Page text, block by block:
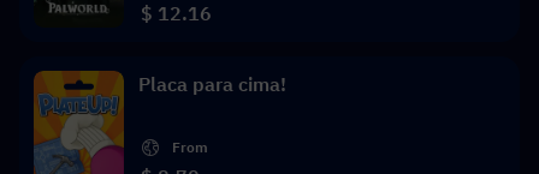
$ 12.16
Placa para cima!
From